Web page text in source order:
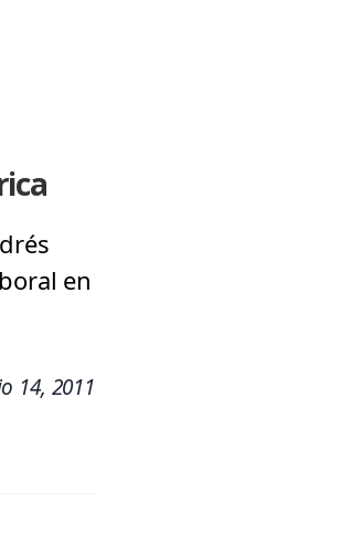
en
14, 2011